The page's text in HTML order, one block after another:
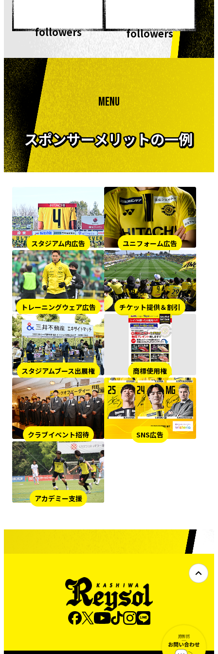
followers followers
MENU
スタジアム内広告 ユニフォーム広告
トレーニングウェア広告 チケット提供＆割引
スタジアムブース出展権 商標使用権
クラブイベント招待 SNS広告
アカデミー支援